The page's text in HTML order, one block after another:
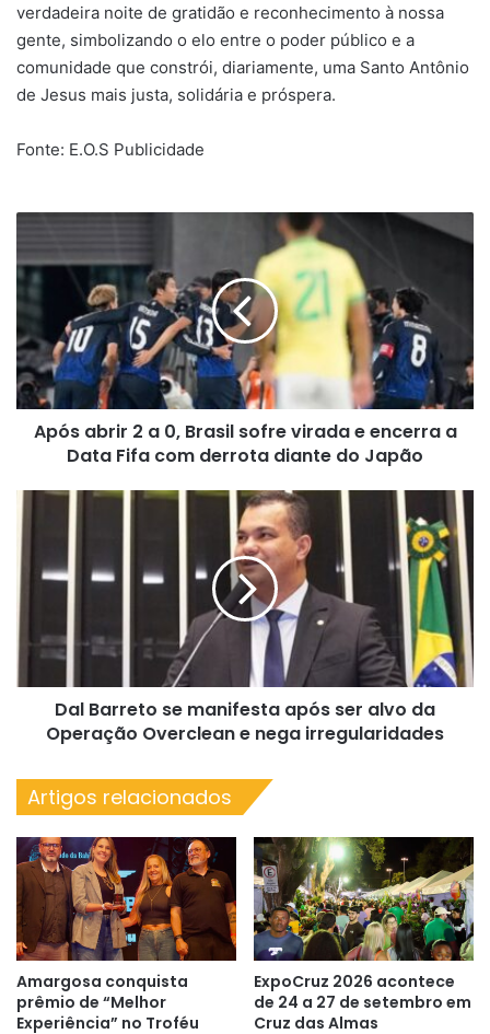
verdadeira noite de gratidão e reconhecimento à nossa
gente, simbolizando o elo entre o poder público e a
comunidade que constrói, diariamente, uma Santo Antônio
de Jesus mais justa, solidária e próspera.
Fonte: E.O.S Publicidade
Após
2
0,
Brasil
sofre
virada
e
encerra
com
diante
do
Após abrir 2 a 0, Brasil sofre virada e encerra a
Data Fifa com derrota diante do Japão
Barreto
manifesta
após
alvo
Operação
Overclean
irregularidades
Dal Barreto se manifesta após ser alvo da
Operação Overclean e nega irregularidades
Artigos relacionados
Amargosa conquista
prêmio de “Melhor
Experiência” no Troféu
ExpoCruz 2026 acontece
de 24 a 27 de setembro em
Cruz das Almas